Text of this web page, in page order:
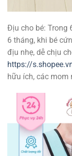
Địu cho bé: Trong
6 tháng, khi bé
địu nhẹ, dễ chịu
https://
hữu ích, các mom